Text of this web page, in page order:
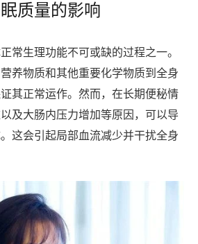
质量的影响
常生理功能不可或缺的过程之一。
养物质和其他重要化学物质到全身
其正常运作。然而，在长期便秘情
及大肠内压力增加等原因，可以导
这会引起局部血流减少并干扰全身